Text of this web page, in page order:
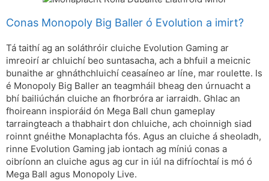
Conas Monopoly Big Baller ó Evolution a imirt?
Tá taithí ag an soláthróir cluiche Evolution Gaming ar
imreoirí ar chluichí beo suntasacha, ach a bhfuil a meicnic
bunaithe ar ghnáthchluichí ceasaíneo ar líne, mar roulette. Is
é Monopoly Big Baller an teagmháil bheag den úrnuacht a
bhí bailiúchán cluiche an fhorbróra ar iarraidh. Ghlac an
fhoireann inspioráid ón Mega Ball chun gameplay
tarraingteach a thabhairt don chluiche, ach choinnigh siad
roinnt gnéithe Monaplachta fós. Agus an cluiche á sheoladh,
rinne Evolution Gaming jab iontach ag míniú conas a
oibríonn an cluiche agus ag cur in iúl na difríochtaí is mó ó
Mega Ball agus Monopoly Live.